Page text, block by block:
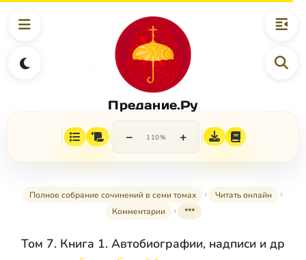
Предание.Ру
− 110% +
Полное собрание сочинений в семи томах
Читать онлайн
Комментарии
***
Том 7. Книга 1. Автобиографии, надписи и др